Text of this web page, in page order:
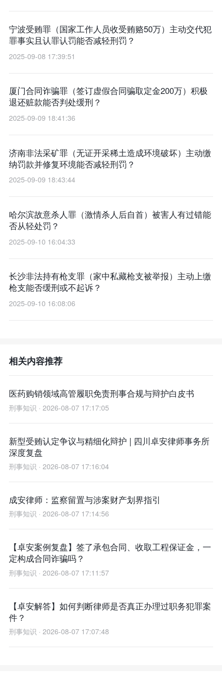
宁波受贿罪（国家工作人员收受贿赂50万）主动交代犯
罪事实且认罪认罚能否减轻刑罚？
2025-09-08 17:39:51
厦门合同诈骗罪（签订虚假合同骗取定金200万）积极
退还赃款能否判处缓刑？
2025-09-09 18:41:36
济南非法采矿罪（无证开采稀土造成环境破坏）主动缴
纳罚款并修复环境能否减轻刑罚？
2025-09-09 18:43:44
哈尔滨故意杀人罪（激情杀人后自首）被害人有过错能
否从轻处罚？
2025-09-10 16:04:33
长沙非法持有枪支罪（家中私藏枪支被举报）主动上缴
枪支能否缓刑或不起诉？
2025-09-10 16:08:06
相关内容推荐
医药购销领域高管履职免责刑事合规与辩护白皮书
刑事知识 · 2026-08-07 17:17:05
新型受贿认定争议与精细化辩护 | 四川卓安律师事务所
深度复盘
刑事知识 · 2026-08-07 17:16:04
成安律师：监察留置与涉案财产划界指引
刑事知识 · 2026-08-07 17:14:56
【卓安案例复盘】签了承包合同、收取工程保证金，一
定构成合同诈骗吗？
刑事知识 · 2026-08-07 17:11:57
【卓安解答】如何判断律师是否真正办理过职务犯罪案
件？
刑事知识 · 2026-08-07 17:07:48